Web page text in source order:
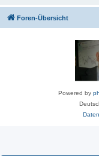
Foren-Übersicht
Powered by